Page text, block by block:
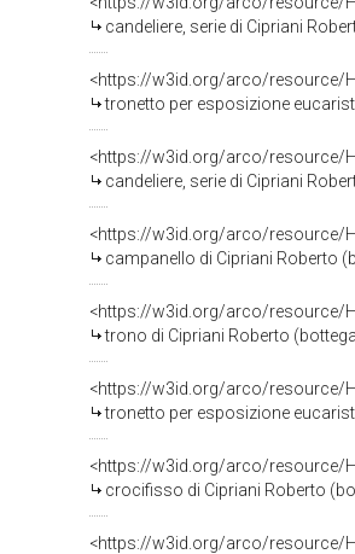
candeliere, serie di Cipriani
<https://w3id.org/arco/resource/
tronetto per esposizione
<https://w3id.org/arco/resource/
candeliere, serie di Cipriani
<https://w3id.org/arco/resource/
campanello di Cipriani Roberto
<https://w3id.org/arco/resource/
trono di Cipriani Roberto
<https://w3id.org/arco/resource/
tronetto per esposizione
<https://w3id.org/arco/resource/
crocifisso di Cipriani Roberto
<https://w3id.org/arco/resource/